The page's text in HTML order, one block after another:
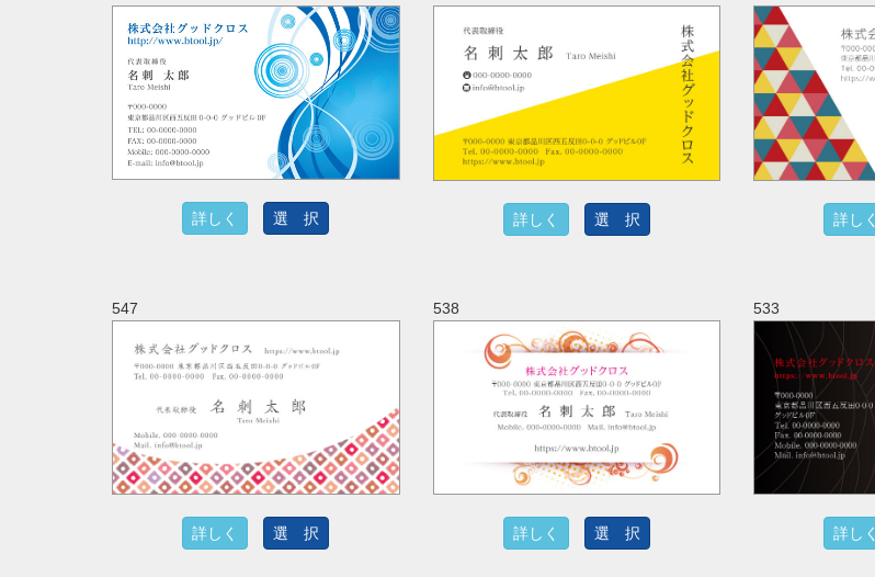
詳しく 選 択 詳しく 選 択 詳しく
547
詳しく 選 択
538
詳しく 選 択
533
詳しく